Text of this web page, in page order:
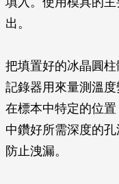
出。
把填置好的冰晶圓
記錄器用來量測溫
在標本中特定的位
中鑽好所需深度的
防止洩漏。